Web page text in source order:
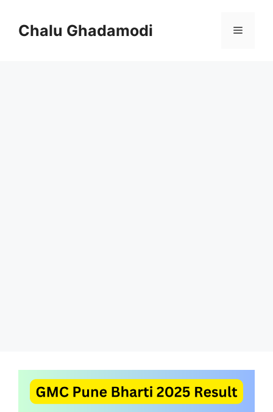
contentChalu Ghadamodi Menu